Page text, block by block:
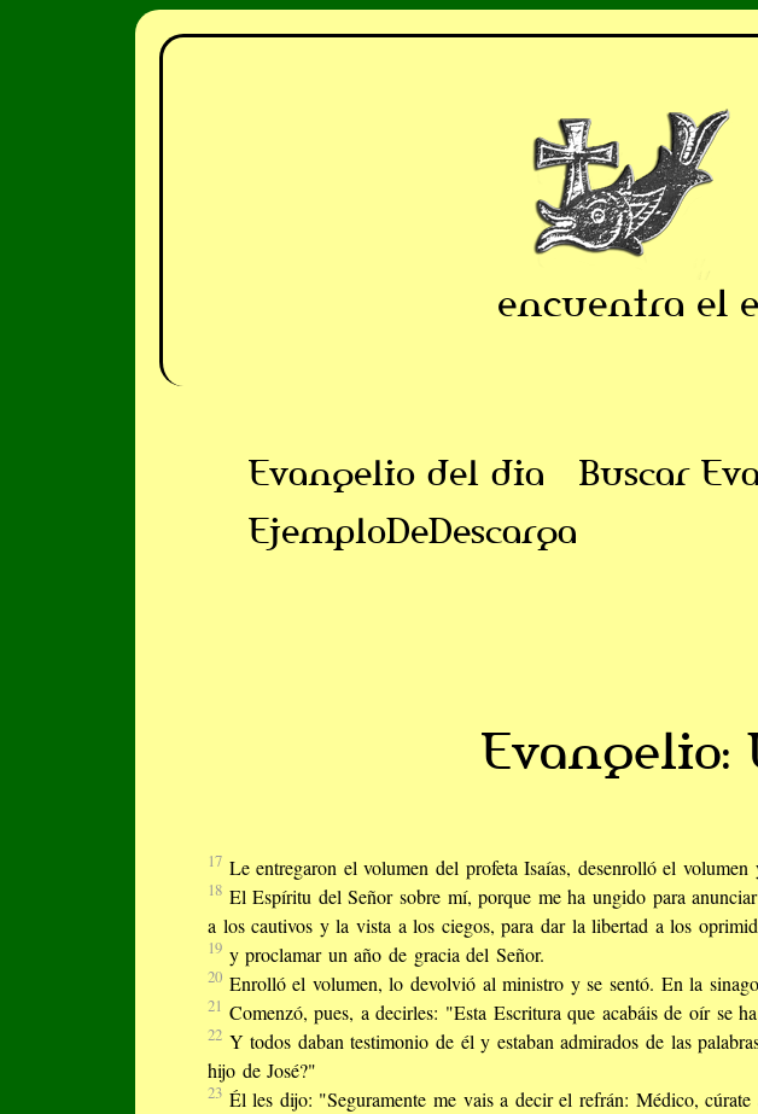
encuentra el
Evangelio del dia Buscar
EjemploDeDescarga
Evangelio:
17 Le entregaron el volumen del profeta Isaías, desenrolló el
18 El Espíritu del Señor sobre mí, porque me ha ungido para
a los cautivos y la vista a los ciegos, para dar la libertad a los
19 y proclamar un año de gracia del Señor.
20 Enrolló el volumen, lo devolvió al ministro y se sentó. En la
21 Comenzó, pues, a decirles: "Esta Escritura que acabáis de oír se
22 Y todos daban testimonio de él y estaban admirados de las
hijo de José?"
23 Él les dijo: "Seguramente me vais a decir el refrán: Médico,